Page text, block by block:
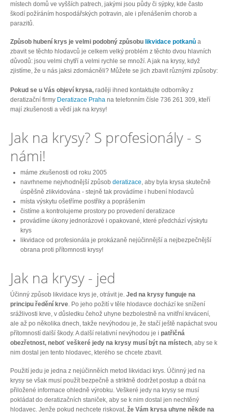
místech domů ve vyšších patrech, jakými jsou půdy či sýpky, kde často
škodí požíráním hospodářských potravin, ale i přenášením chorob a
parazitů.
Způsob hubení krys je velmi podobný způsobu likvidace potkanů a
zbavit se těchto hlodavců je celkem velký problém z těchto dvou hlavních
důvodů: jsou velmi chytří a velmi rychle se množí. A jak na krysy, když
zjistíme, že u nás jaksi zdomácněli? Můžete se jich zbavit různými způsoby:
Pokud se u Vás objeví krysa, raději ihned kontaktujte odborníky z
deratizační firmy Deratizace Praha na telefonním čísle 736 261 309, kteří
mají zkušenosti a vědí jak na krysy!
Jak na krysy? S profesionály - s
námi!
máme zkušenosti od roku 2005
navrhneme nejvhodnější způsob deratizace, aby byla krysa skutečně
úspěšně zlikvidována - stejně tak provádíme i hubení hlodavců
místa výskytu ošetříme postřiky a poprášením
čistíme a kontrolujeme prostory po provedení deratizace
provádíme úkony jednorázové i opakované, které předchází výskytu
krys
likvidace od profesionála je prokázaně nejúčinnější a nejbezpečnější
obrana proti přítomnosti krysy!
Jak na krysy - jed
Účinný způsob likvidace krys je, otrávit je. Jed na krysy funguje na
principu ředění krve. Po jeho požití v těle hlodavce dochází ke snížení
srážlivosti krve, v důsledku čehož uhyne bezbolestně na vnitřní krvácení,
ale až po několika dnech, takže nevýhodou je, že stačí ještě napáchat svou
přítomností další škody. A další relativní nevýhodou je i patřičná
obezřetnost, neboť veškeré jedy na krysy musí být na místech, aby se k
nim dostal jen tento hlodavec, kterého se chcete zbavit.
Použití jedu je jedna z nejúčinněích metod likvidaci krys. Účinný jed na
krysy se však musí použít bezpečně a striktně dodržet postup a dbát na
přiložené informace ohledně výrobku. Veškeré jedy na krysy se musí
pokládat do deratizačních staniček, aby se k nim dostal jen nechtěný
hlodavec. Jenže pokud nechcete riskovat, že Vám krysa uhyne někde na